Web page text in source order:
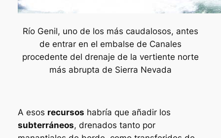
Río Genil, uno de los más caudalosos, antes
de entrar en el embalse de Canales
procedente del drenaje de la vertiente norte
más abrupta de Sierra Nevada
A esos recursos habría que añadir los
subterráneos, drenados tanto por